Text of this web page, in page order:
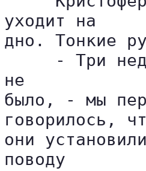
уходит на
дно. Тонкие
- Три
не
было, - мы
говорилось,
они
поводу